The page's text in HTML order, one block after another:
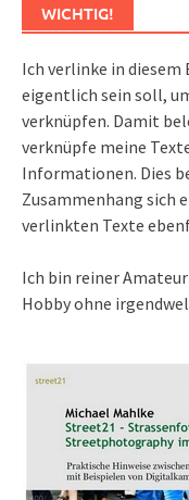
WICHTIG!
Ich verlinke in
eigentlich sein soll,
verknüpfen. Damit
verknüpfe meine
Informationen. Dies
Zusammenhang sich
verlinkten Texte
Ich bin reiner
Hobby ohne